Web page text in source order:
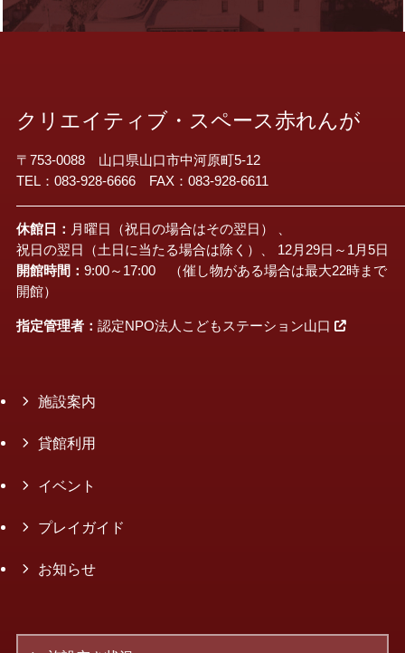
クリエイティブ・スペース赤れんが
〒753-0088 山口県山口市中河原町5-12
TEL：083-928-6666 FAX：083-928-6611
休館日： 月曜日（祝日の場合はその翌日） 、
祝日の翌日（土日に当たる場合は除く）、 12月29日～1月5日
開館時間： 9:00～17:00 （催し物がある場合は最大22時まで
開館）
指定管理者： 認定NPO法人こどもステーション山口
施設案内
貸館利用
イベント
プレイガイド
お知らせ